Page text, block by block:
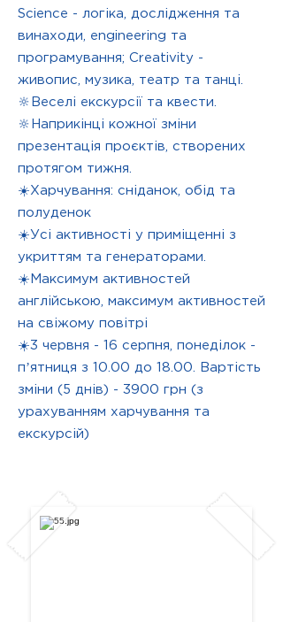
Science - логіка, дослідження та
винаходи, engineering та
програмування; Creativity -
живопис, музика, театр та танці.
🔆Веселі екскурсії та квести.
🔆Наприкінці кожної зміни
презентація проєктів, створених
протягом тижня.
☀️Харчування: сніданок, обід та
полуденок
☀️Усі активності у приміщенні з
укриттям та генераторами.
☀️Максимум активностей
англійською, максимум активностей
на свіжому повітрі
☀️3 червня - 16 серпня, понеділок -
пʼятниця з 10.00 до 18.00. Вартість
зміни (5 днів) - 3900 грн (з
урахуванням харчування та
екскурсій)